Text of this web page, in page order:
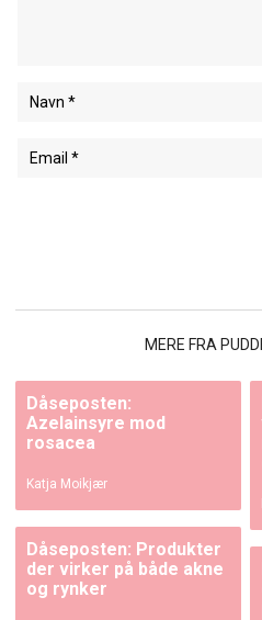
MERE FRA
Dåseposten:
Azelainsyre mod
rosacea
Katja Moikjær
Dåseposten: Produkter
der virker på både akne
og rynker